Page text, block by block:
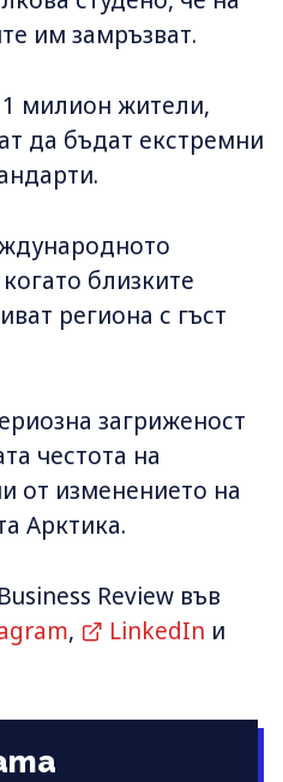
им замръзват.
милион жители,
да бъдат екстремни
близките
региона с гъст
загриженост
честота на
от изменението на
Арктика.
Review във
, LinkedIn и